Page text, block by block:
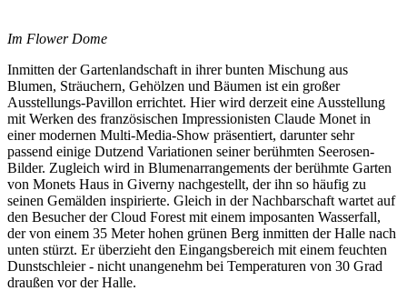
Im Flower Dome
Inmitten der Gartenlandschaft in ihrer bunten Mischung aus
Blumen, Sträuchern, Gehölzen und Bäumen ist ein großer
Ausstellungs-Pavillon errichtet. Hier wird derzeit eine Ausstellung
mit Werken des französischen Impressionisten Claude Monet in
einer modernen Multi-Media-Show präsentiert, darunter sehr
passend einige Dutzend Variationen seiner berühmten Seerosen-
Bilder. Zugleich wird in Blumenarrangements der berühmte Garten
von Monets Haus in Giverny nachgestellt, der ihn so häufig zu
seinen Gemälden inspirierte. Gleich in der Nachbarschaft wartet auf
den Besucher der Cloud Forest mit einem imposanten Wasserfall,
der von einem 35 Meter hohen grünen Berg inmitten der Halle nach
unten stürzt. Er überzieht den Eingangsbereich mit einem feuchten
Dunstschleier - nicht unangenehm bei Temperaturen von 30 Grad
draußen vor der Halle.